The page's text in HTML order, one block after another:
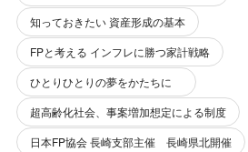
知っておきたい 資産形成の基本
FPと考える インフレに勝つ家計戦略
ひとりひとりの夢をかたちに
超高齢化社会、事案増加想定による制度
日本FP協会 長崎支部主催 長崎県北開催